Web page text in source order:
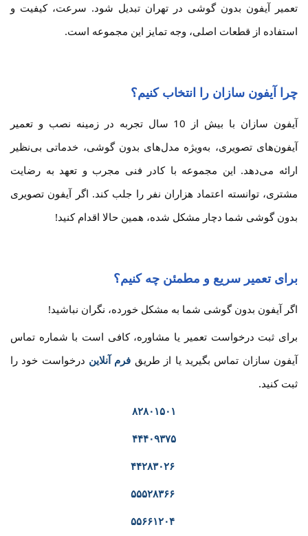
تعمیر آیفون بدون گوشی در تهران تبدیل شود. سرعت، کیفیت و
استفاده از قطعات اصلی، وجه تمایز این مجموعه است.
چرا آیفون سازان را انتخاب کنیم؟
آیفون سازان با بیش از 10 سال تجربه در زمینه نصب و تعمیر
آیفون‌های تصویری، به‌ویژه مدل‌های بدون گوشی، خدماتی بی‌نظیر
ارائه می‌دهد. این مجموعه با کادر فنی مجرب و تعهد به رضایت
مشتری، توانسته اعتماد هزاران نفر را جلب کند. اگر آیفون تصویری
بدون گوشی شما دچار مشکل شده، همین حالا اقدام کنید!
برای تعمیر سریع و مطمئن چه کنیم؟
اگر آیفون بدون گوشی شما به مشکل خورده، نگران نباشید!
برای ثبت درخواست تعمیر یا مشاوره، کافی است با شماره تماس
آیفون سازان تماس بگیرید یا از طریق فرم آنلاین درخواست خود را
ثبت کنید.
۸۲۸۰۱۵۰۱
۴۴۴۰۹۳۷۵
۴۴۲۸۳۰۲۶
۵۵۵۲۸۳۶۶
۵۵۶۶۱۲۰۴